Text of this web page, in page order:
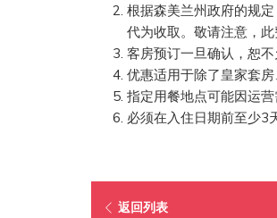
根据森美兰州政府的规
代为收取。敬请注意，此
客房预订一旦确认，恕不
优惠适用于除了皇家套
指定用餐地点可能因运
必须在入住日期前至少3
返回列表